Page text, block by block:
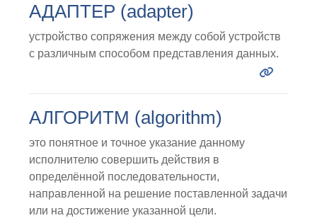
АДАПТЕР (adapter)
устройство сопряжения между собой устройств
с различным способом представления данных.
АЛГОРИТМ (algorithm)
это понятное и точное указание данному
исполнителю совершить действия в
определённой последовательности,
направленной на решение поставленной задачи
или на достижение указанной цели.